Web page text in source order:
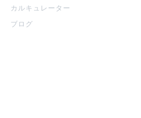
カルキュレーター
ブログ